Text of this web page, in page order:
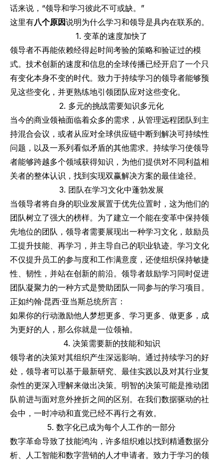
话来说，“领导和学习彼此不可或缺。”
这里有八个原因说明为什么学习和领导是具内在联系的。
1. 变革的速度加快了
领导者不再能依赖经得起时间考验的策略和验证过的模
式。技术创新的速度和信息的全球传播已经开启了一个只
有变化本身不变的时代。致力于持续学习的领导者能够预
见这些变化，并更熟练地引领团队应对这些变化。
2. 多元的挑战需要知识多元化
当今的商业领袖面临着众多的需求，从管理远程团队到主
持混合会议，或者从应对全球供应链中断到解决可持续性
问题，以及一系列看似矛盾的其他需求。持续学习使领导
者能够跨越多个领域获得知识，为他们提供对不同利益相
关者的整体认识，找到实现双赢解决方案的最佳途径。
3. 团队在学习文化中蓬勃发展
当领导者将自身的职业发展置于优先位置时，这为他们的
团队树立了强大的榜样。为了建立一个能在变革中保持领
先地位的团队，领导者需要展现出一种学习文化，鼓励员
工提升技能、再学习，并主导自己的职业轨迹。学习文化
不仅提升员工的参与度和工作满意度，还使组织保持敏捷
性、韧性，并站在创新的前沿。领导者鼓励学习同时促进
团队凝聚力的一种方式是赞助团队一同参与的学习项目。
正如约翰·昆西·亚当斯总统所言：
如果你的行动激励他人梦想更多、学习更多、做更多，成
为更好的人，那么你就是一位领袖。
4. 决策需要新的技能和知识
领导者的决策对其组织产生深远影响。通过持续学习的好
处，领导者可以基于最新研究、最佳实践以及对其行业复
杂性的更深入理解来做出决策。明智的决策可能是推动团
队前进与面对意外挫折之间的区别。在我们数据驱动的社
会中，一时冲动和直觉已经不再行之有效。
5. 数字化已成为每个人工作的一部分
数字革命导致了技能鸿沟，许多组织难以找到精通数据分
析、人工智能和数字营销的人才申请者。致力于学习的领